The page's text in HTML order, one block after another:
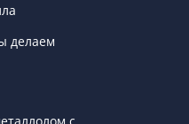
делаем
с